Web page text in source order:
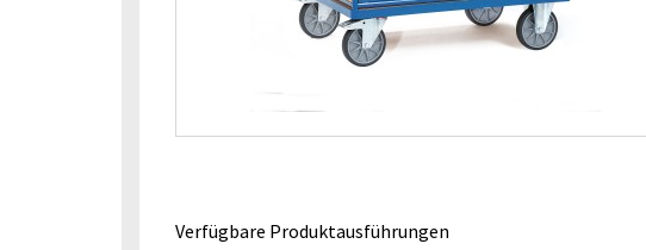
Verfügbare Produktausführungen